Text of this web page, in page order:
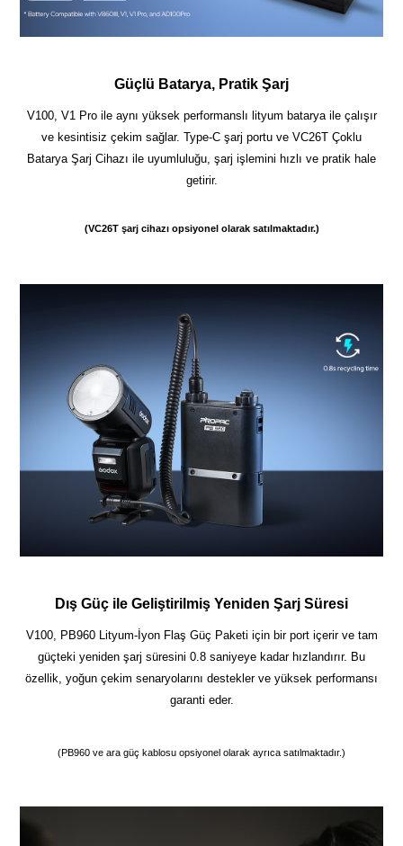
Güçlü Batarya, Pratik Şarj
V100, V1 Pro ile aynı yüksek performanslı lityum batarya ile çalışır
ve kesintisiz çekim sağlar. Type-C şarj portu ve VC26T Çoklu
Batarya Şarj Cihazı ile uyumluluğu, şarj işlemini hızlı ve pratik hale
getirir.
(VC26T şarj cihazı opsiyonel olarak satılmaktadır.)
Dış Güç ile Geliştirilmiş Yeniden Şarj Süresi
V100, PB960 Lityum-İyon Flaş Güç Paketi için bir port içerir ve tam
güçteki yeniden şarj süresini 0.8 saniyeye kadar hızlandırır. Bu
özellik, yoğun çekim senaryolarını destekler ve yüksek performansı
garanti eder.
(PB960 ve ara güç kablosu opsiyonel olarak ayrıca satılmaktadır.)